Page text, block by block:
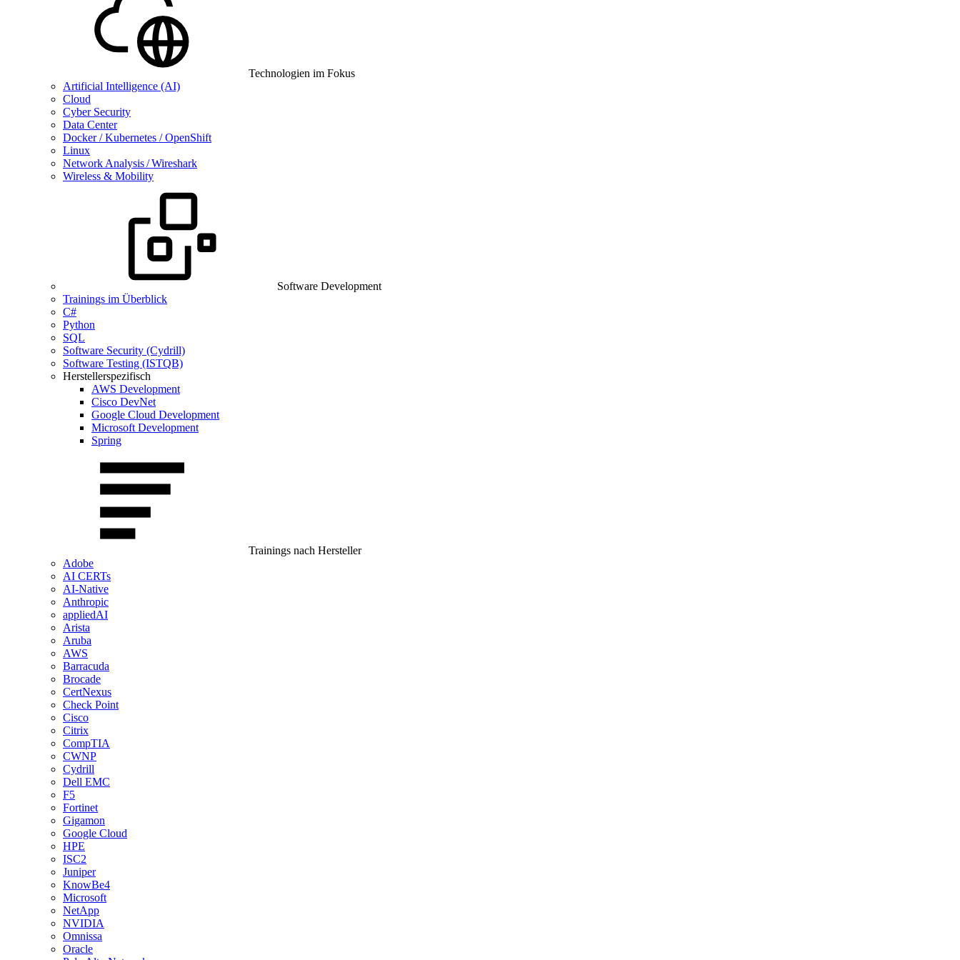
Technologien im Fokus
Artificial Intelligence (AI)
Cloud
Cyber Security
Data Center
Docker / Kubernetes / OpenShift
Linux
Network Analysis / Wireshark
Wireless & Mobility
Software Development
Trainings im Überblick
C#
Python
SQL
Software Security (Cydrill)
Software Testing (ISTQB)
Herstellerspezifisch
AWS Development
Cisco DevNet
Google Cloud Development
Microsoft Development
Spring
Trainings nach Hersteller
Adobe
AI CERTs
AI-Native
Anthropic
appliedAI
Arista
Aruba
AWS
Barracuda
Brocade
CertNexus
Check Point
Cisco
Citrix
CompTIA
CWNP
Cydrill
Dell EMC
F5
Fortinet
Gigamon
Google Cloud
HPE
ISC2
Juniper
KnowBe4
Microsoft
NetApp
NVIDIA
Omnissa
Oracle